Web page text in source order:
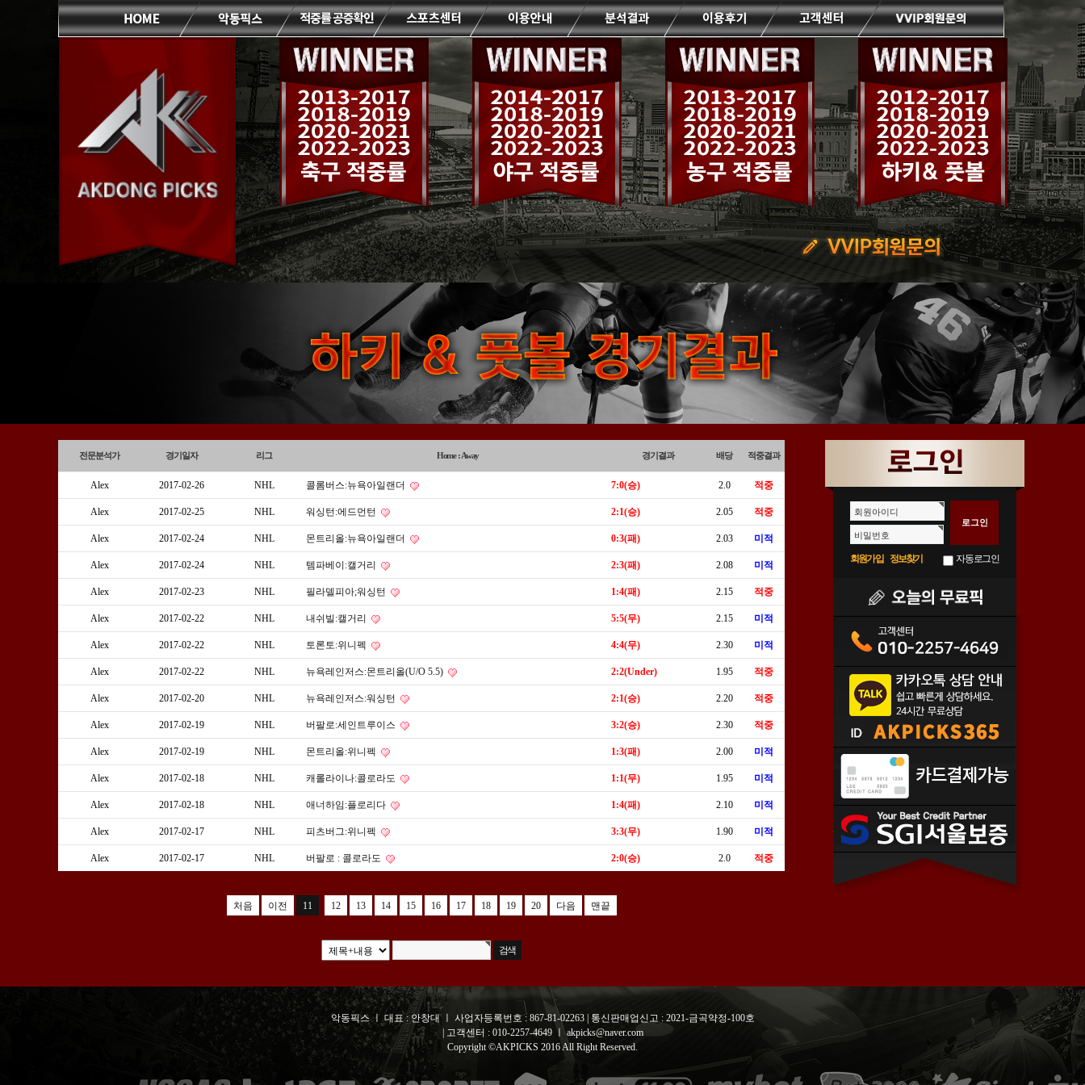
전문분석가 경기일자 리그 Home : Away 경기결과 배당 적중결과
Alex 2017-02-26 NHL 콜롬버스:뉴욕아일랜더 7:0(승) 2.0 적중
Alex 2017-02-25 NHL 워싱턴:에드먼턴 2:1(승) 2.05 적중
Alex 2017-02-24 NHL 몬트리올:뉴욕아일랜더 0:3(패) 2.03 미적
Alex 2017-02-24 NHL 템파베이:캘거리 2:3(패) 2.08 미적
Alex 2017-02-23 NHL 필라델피아;워싱턴 1:4(패) 2.15 적중
Alex 2017-02-22 NHL 내쉬빌:캘거리 5:5(무) 2.15 미적
Alex 2017-02-22 NHL 토론토:위니펙 4:4(무) 2.30 미적
Alex 2017-02-22 NHL 뉴욕레인저스:몬트리올(U/O 5.5) 2:2(Under) 1.95 적중
Alex 2017-02-20 NHL 뉴욕레인저스:워싱턴 2:1(승) 2.20 적중
Alex 2017-02-19 NHL 버팔로:세인트루이스 3:2(승) 2.30 적중
Alex 2017-02-19 NHL 몬트리올:위니펙 1:3(패) 2.00 미적
Alex 2017-02-18 NHL 캐롤라이나:콜로라도 1:1(무) 1.95 미적
Alex 2017-02-18 NHL 애너하임:플로리다 1:4(패) 2.10 미적
Alex 2017-02-17 NHL 피츠버그:위니펙 3:3(무) 1.90 미적
Alex 2017-02-17 NHL 버팔로 : 콜로라도 2:0(승) 2.0 적중
처음 이전 11 12 13 14 15 16 17 18 19 20 다음 맨끝
회원아이디
비밀번호
회원가입 정보찾기 자동로그인
악동픽스 ㅣ 대표 : 안창대 ㅣ 사업자등록번호 : 867-81-02263 | 통신판매업신고 : 2021-금곡약정-100호
| 고객센터 : 010-2257-4649 ㅣ akpicks@naver.com
Copyright ©AKPICKS 2016 All Right Reserved.